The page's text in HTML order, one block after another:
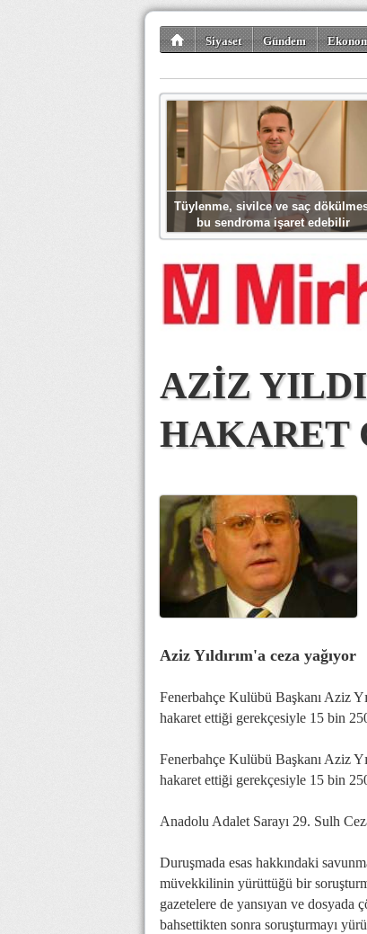
Siyaset Gündem
Tüylenme, sivilce ve saç
bu sendroma işaret edebilir
AZİZ
HAKARET
Aziz Yıldırım'a ceza yağıyor
Fenerbahçe Kulübü Başkanı Aziz
hakaret ettiği gerekçesiyle 15 bin
Fenerbahçe Kulübü Başkanı Aziz
hakaret ettiği gerekçesiyle 15 bin
Anadolu Adalet Sarayı 29. Sulh
Duruşmada esas hakkındaki
müvekkilinin yürüttüğü bir
gazetelere de yansıyan ve dosyada
bahsettikten sonra soruşturmayı